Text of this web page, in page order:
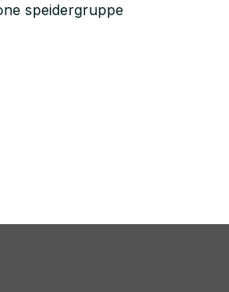
speidergruppe